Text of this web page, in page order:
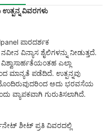
ವಿವರಗಳು
ಪಾರದರ್ಶಕ
ವಿನ್ಯಾಸ ಶೈಲಿಗಳನ್ನು ನೀಡುತ್ತದೆ.
ಎಲ್ಲಾ
ಮಾನ್ಯತೆ ಪಡೆದಿದೆ. ಉತ್ಪನ್ನವು
ಅದು ಭರವಸೆಯ
ವ್ಯಾಪಕವಾಗಿ ಗುರುತಿಸಲಾಗಿದೆ.
ಶೀಟ್ ಪ್ರತಿ ವಿವರದಲ್ಲಿ